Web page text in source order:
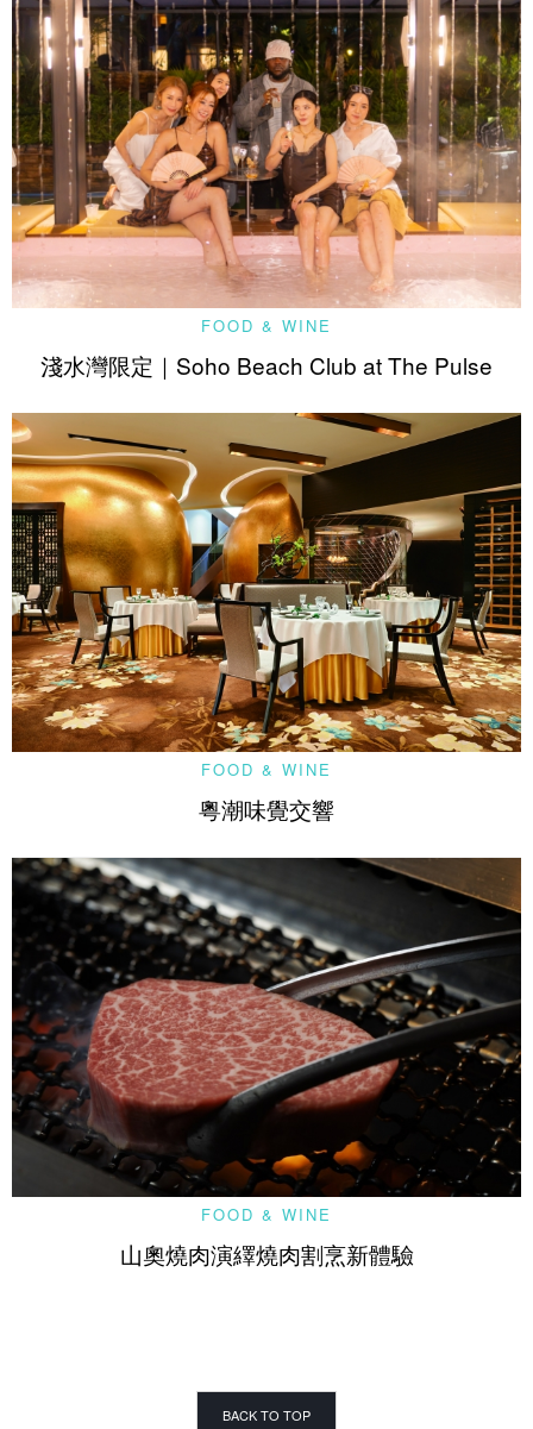
FOOD & WINE
淺水灣限定｜Soho Beach Club at The Pulse
FOOD & WINE
粵潮味覺交響
FOOD & WINE
山奧燒肉演繹燒肉割烹新體驗
BACK TO TOP